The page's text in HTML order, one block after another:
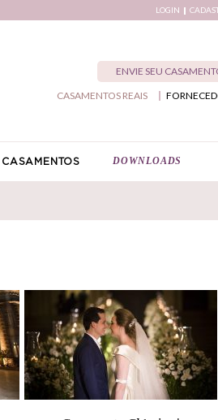
LOGIN
ENVIE SEU
CASAMENTOS REAIS
CASAMENTOS DOWNLOADS